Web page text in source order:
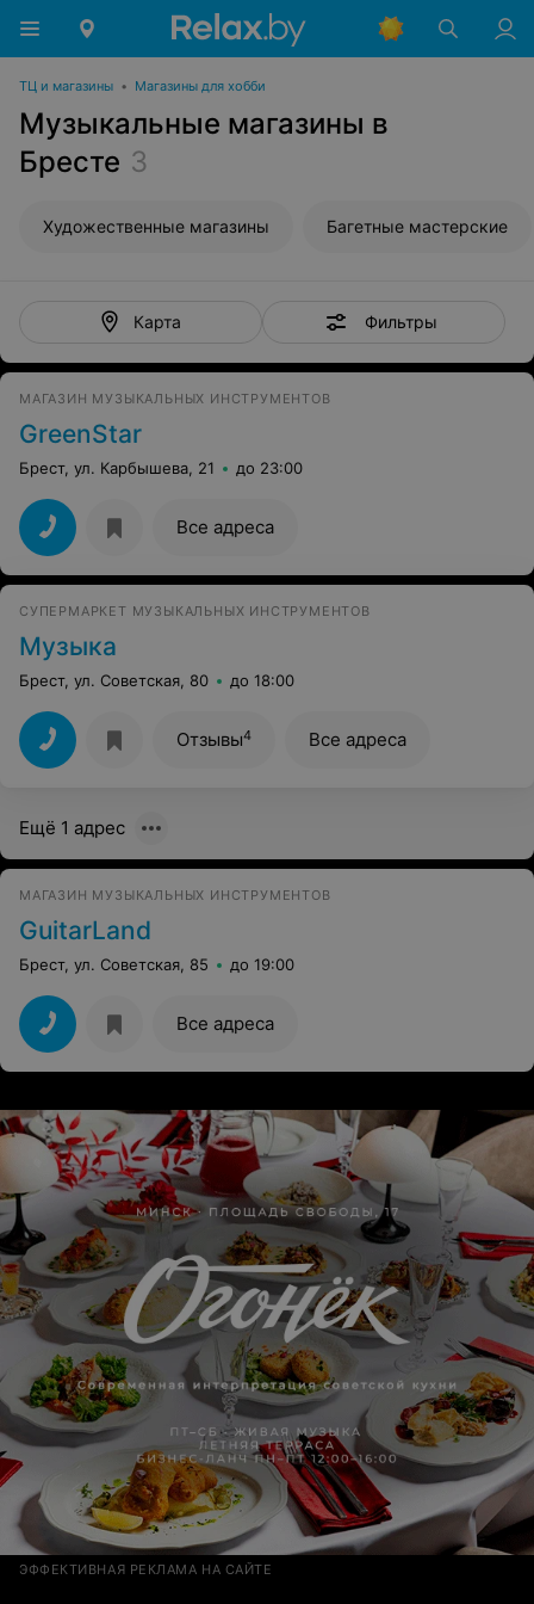
ТЦ и магазины • Магазины для хобби
Музыкальные магазины в
Бресте 3
Художественные магазины Багетные мастерские
Карта Фильтры
МАГАЗИН МУЗЫКАЛЬНЫХ ИНСТРУМЕНТОВ
GreenStar
Брест, ул. Карбышева, 21 до 23:00
Все адреса
СУПЕРМАРКЕТ МУЗЫКАЛЬНЫХ ИНСТРУМЕНТОВ
Музыка
Брест, ул. Советская, 80 до 18:00
Отзывы4 Все адреса
Ещё 1 адрес
МАГАЗИН МУЗЫКАЛЬНЫХ ИНСТРУМЕНТОВ
GuitarLand
Брест, ул. Советская, 85 до 19:00
Все адреса
ЭФФЕКТИВНАЯ РЕКЛАМА НА САЙТЕ